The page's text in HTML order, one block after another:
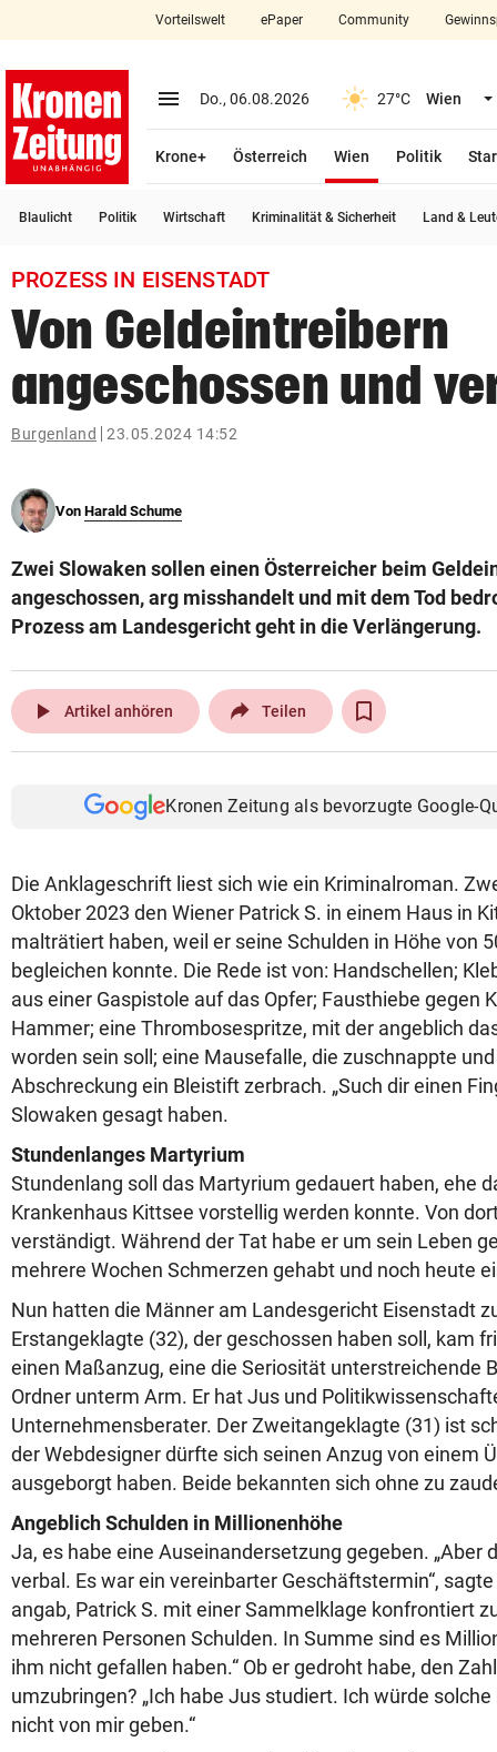
closeSchließen
account_circle Anmelden
arrow_right
bookmark
search
Suchbegriff
eingeben
© Krone Multimedia GmbH & Co KG 2026
Vorteilswelt ePaper Community
menu Menü aufklappen
Do., 06.08.2026 27°C Wien
Krone+ Österreich Wien
Politik
Blaulicht Politik Wirtschaft Kriminalität & Sicherheit Land &
PROZESS IN EISENSTADT
Von Geldeintreibern
angeschossen und
Burgenland 23.05.2024 14:52
Von Harald Schume
Zwei Slowaken sollen einen Österreicher beim
angeschossen, arg misshandelt und mit dem Tod
Prozess am Landesgericht geht in die Verlängerung.
play_arrow Artikel anhören Teilen
Kronen Zeitung als bevorzugte Google-
Die Anklageschrift liest sich wie ein Kriminalroman.
Oktober 2023 den Wiener Patrick S. in einem Haus in
malträtiert haben, weil er seine Schulden in Höhe von
begleichen konnte. Die Rede ist von: Handschellen;
aus einer Gaspistole auf das Opfer; Fausthiebe gegen
Hammer; eine Thrombosespritze, mit der angeblich
worden sein soll; eine Mausefalle, die zuschnappte
Abschreckung ein Bleistift zerbrach. „Such dir einen
Slowaken gesagt haben.
Stundenlanges Martyrium
Stundenlang soll das Martyrium gedauert haben, ehe
Krankenhaus Kittsee vorstellig werden konnte. Von
verständigt. Während der Tat habe er um sein Leben
mehrere Wochen Schmerzen gehabt und noch heute
Nun hatten die Männer am Landesgericht Eisenstadt
Erstangeklagte (32), der geschossen haben soll, kam
einen Maßanzug, eine die Seriosität unterstreichende
Ordner unterm Arm. Er hat Jus und
Unternehmensberater. Der Zweitangeklagte (31) ist
der Webdesigner dürfte sich seinen Anzug von einem
ausgeborgt haben. Beide bekannten sich ohne zu
Angeblich Schulden in Millionenhöhe
Ja, es habe eine Auseinandersetzung gegeben. „Aber
verbal. Es war ein vereinbarter Geschäftstermin“,
angab, Patrick S. mit einer Sammelklage konfrontiert
mehreren Personen Schulden. In Summe sind es
ihm nicht gefallen haben.“ Ob er gedroht habe, den
umzubringen? „Ich habe Jus studiert. Ich würde
nicht von mir geben.“